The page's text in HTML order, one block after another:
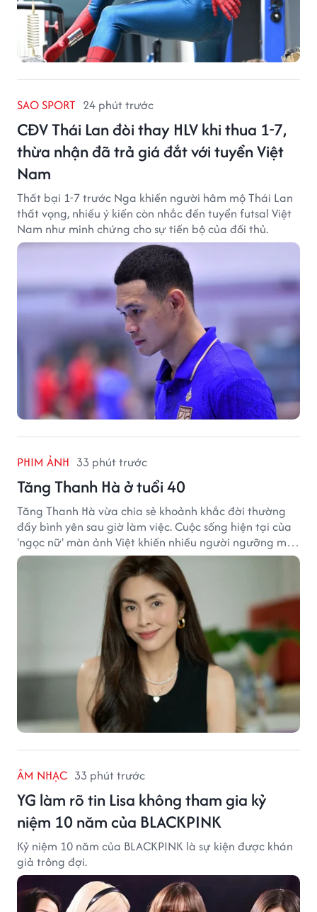
SAO SPORT 24 phút trước
CĐV Thái Lan đòi thay HLV khi thua 1-7,
thừa nhận đã trả giá đắt với tuyển Việt
Nam
Thất bại 1-7 trước Nga khiến người hâm mộ Thái Lan
thất vọng, nhiều ý kiến còn nhắc đến tuyển futsal Việt
Nam như minh chứng cho sự tiến bộ của đối thủ.
PHIM ẢNH 33 phút trước
Tăng Thanh Hà ở tuổi 40
Tăng Thanh Hà vừa chia sẻ khoảnh khắc đời thường
đầy bình yên sau giờ làm việc. Cuộc sống hiện tại của
'ngọc nữ' màn ảnh Việt khiến nhiều người ngưỡng mộ
sau hơn một thập kỷ rời xa ánh đèn sân khấu.
ÂM NHẠC 33 phút trước
YG làm rõ tin Lisa không tham gia kỷ
niệm 10 năm của BLACKPINK
Kỷ niệm 10 năm của BLACKPINK là sự kiện được khán
giả trông đợi.